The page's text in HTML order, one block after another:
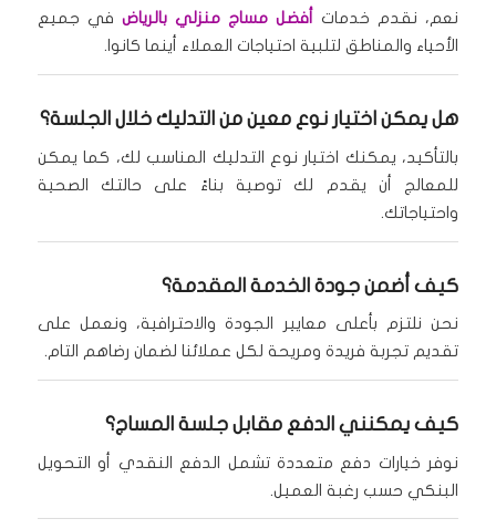
نعم، نقدم خدمات أفضل مساج منزلي بالرياض في جميع
الأحياء والمناطق لتلبية احتياجات العملاء أينما كانوا.
هل يمكن اختيار نوع معين من التدليك خلال الجلسة؟
بالتأكيد، يمكنك اختيار نوع التدليك المناسب لك، كما يمكن
للمعالج أن يقدم لك توصية بناءً على حالتك الصحية
واحتياجاتك.
كيف أضمن جودة الخدمة المقدمة؟
نحن نلتزم بأعلى معايير الجودة والاحترافية، ونعمل على
تقديم تجربة فريدة ومريحة لكل عملائنا لضمان رضاهم التام.
كيف يمكنني الدفع مقابل جلسة المساج؟
نوفر خيارات دفع متعددة تشمل الدفع النقدي أو التحويل
البنكي حسب رغبة العميل.